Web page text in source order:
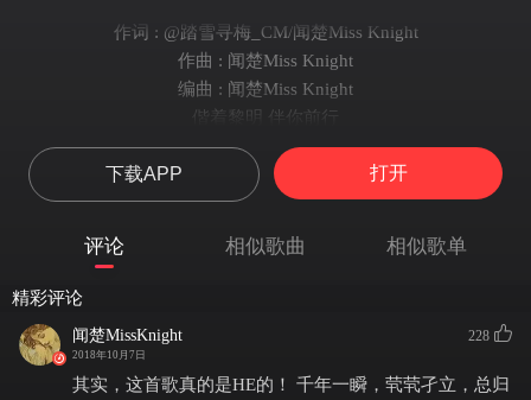
作词 : @踏雪寻梅_CM/闻楚Miss Knight
作曲 : 闻楚Miss Knight
编曲 : 闻楚Miss Knight
偕着黎明 伴你前行
夜长便作萤火 照引梦里
北有皇城 蔓延 古老传奇
曲：Hecate 词：Hecate，小雪
星月漫溢 如梦 摇曳诗意
你安长眠 水浼浼我心殇
下载APP 打开
评论 相似歌曲 相似歌单
精彩评论
闻楚MissKnight
2018年10月7日
228
其实，这首歌真的是HE的！ 千年一瞬，茕茕孑立，总归